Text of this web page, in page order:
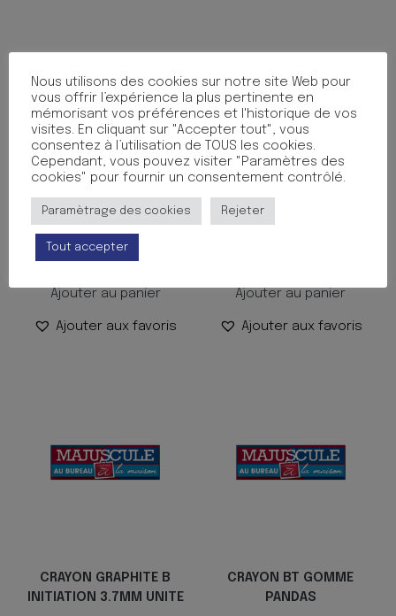
CARTOUCHE COURTE BLEU
X30
1.70€
Ajouter au panier
Ajouter aux favoris
CRAYON +GOMME SPIDER
Ajouter au panier
Ajouter aux favoris
CRAYON GRAPHITE B
INITIATION 3.7MM UNITE
CRAYON BT GOMME
PANDAS
Nous utilisons des cookies sur notre site Web pour
vous offrir l’expérience la plus pertinente en
mémorisant vos préférences et l'historique de vos
visites. En cliquant sur "Accepter tout", vous
consentez à l’utilisation de TOUS les cookies.
Cependant, vous pouvez visiter "Paramètres des
cookies" pour fournir un consentement contrôlé.
Paramètrage des cookies Rejeter
Tout accepter